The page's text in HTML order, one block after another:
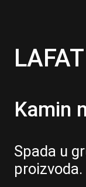
Kamin
Spada u
proizvoda.